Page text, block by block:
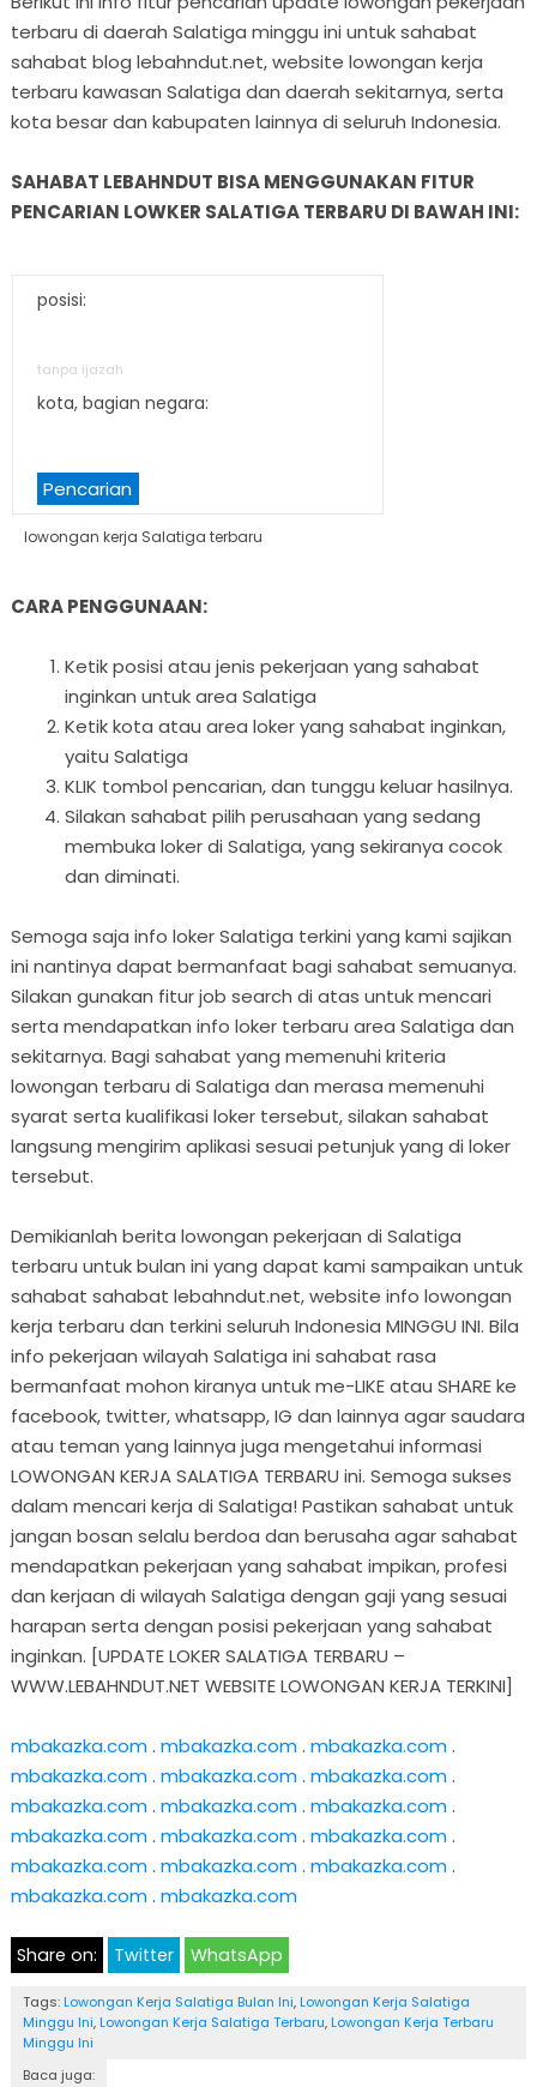
terbaru di daerah Salatiga minggu ini untuk sahabat
sahabat blog lebahndut.net, website lowongan kerja
terbaru kawasan Salatiga dan daerah sekitarnya, serta
kota besar dan kabupaten lainnya di seluruh Indonesia.
SAHABAT LEBAHNDUT BISA MENGGUNAKAN FITUR
PENCARIAN LOWKER SALATIGA TERBARU DI BAWAH INI:
posisi:
tanpa ijazah
kota, bagian negara:
Pencarian
lowongan kerja Salatiga terbaru
CARA PENGGUNAAN:
Ketik posisi atau jenis pekerjaan yang sahabat
inginkan untuk area Salatiga
Ketik kota atau area loker yang sahabat inginkan,
yaitu Salatiga
KLIK tombol pencarian, dan tunggu keluar hasilnya.
Silakan sahabat pilih perusahaan yang sedang
membuka loker di Salatiga, yang sekiranya cocok
dan diminati.
Semoga saja info loker Salatiga terkini yang kami sajikan
ini nantinya dapat bermanfaat bagi sahabat semuanya.
Silakan gunakan fitur job search di atas untuk mencari
serta mendapatkan info loker terbaru area Salatiga dan
sekitarnya. Bagi sahabat yang memenuhi kriteria
lowongan terbaru di Salatiga dan merasa memenuhi
syarat serta kualifikasi loker tersebut, silakan sahabat
langsung mengirim aplikasi sesuai petunjuk yang di loker
tersebut.
Demikianlah berita lowongan pekerjaan di Salatiga
terbaru untuk bulan ini yang dapat kami sampaikan untuk
sahabat sahabat lebahndut.net, website info lowongan
kerja terbaru dan terkini seluruh Indonesia MINGGU INI. Bila
info pekerjaan wilayah Salatiga ini sahabat rasa
bermanfaat mohon kiranya untuk me-LIKE atau SHARE ke
facebook, twitter, whatsapp, IG dan lainnya agar saudara
atau teman yang lainnya juga mengetahui informasi
LOWONGAN KERJA SALATIGA TERBARU ini. Semoga sukses
dalam mencari kerja di Salatiga! Pastikan sahabat untuk
jangan bosan selalu berdoa dan berusaha agar sahabat
mendapatkan pekerjaan yang sahabat impikan, profesi
dan kerjaan di wilayah Salatiga dengan gaji yang sesuai
harapan serta dengan posisi pekerjaan yang sahabat
inginkan. [UPDATE LOKER SALATIGA TERBARU –
WWW.LEBAHNDUT.NET WEBSITE LOWONGAN KERJA TERKINI]
mbakazka.com. mbakazka.com. mbakazka.com.
mbakazka.com. mbakazka.com. mbakazka.com.
mbakazka.com. mbakazka.com. mbakazka.com.
mbakazka.com. mbakazka.com. mbakazka.com.
mbakazka.com. mbakazka.com. mbakazka.com.
mbakazka.com. mbakazka.com
Share on: Twitter WhatsApp
Tags: Lowongan Kerja Salatiga Bulan Ini, Lowongan Kerja Salatiga
Minggu Ini, Lowongan Kerja Salatiga Terbaru, Lowongan Kerja Terbaru
Minggu Ini
Baca juga: